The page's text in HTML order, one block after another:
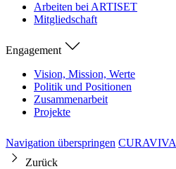
Arbeiten bei ARTISET
Mitgliedschaft
Engagement
Vision, Mission, Werte
Politik und Positionen
Zusammenarbeit
Projekte
Navigation überspringen CURAVIVA
Zurück